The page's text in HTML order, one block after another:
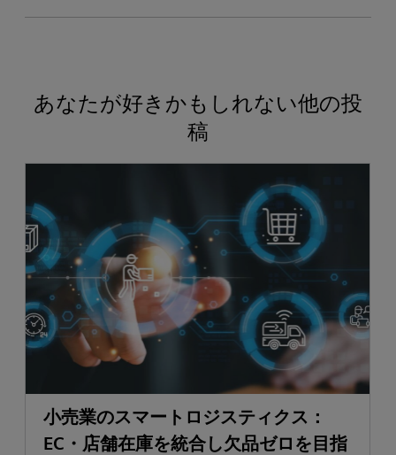
あなたが好きかもしれない他の投
稿
小売業のスマートロジスティクス：
EC・店舗在庫を統合し欠品ゼロを目指